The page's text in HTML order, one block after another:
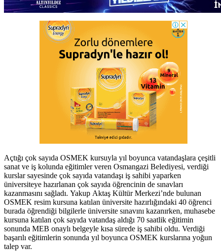
Açtığı çok sayıda OSMEK kursuyla yıl boyunca vatandaşlara çeşitli
sanat ve iş kolunda eğitimler veren Osmangazi Belediyesi, verdiği
kurslar sayesinde çok sayıda vatandaşı iş sahibi yaparken
üniversiteye hazırlanan çok sayıda öğrencinin de sınavları
kazanmasını sağladı. Yakup Aktaş Kültür Merkezi’nde bulunan
OSMEK resim kursuna katılan üniversite hazırlığındaki 40 öğrenci
burada öğrendiği bilgilerle üniversite sınavını kazanırken, muhasebe
kursuna katılan çok sayıda vatandaş aldığı 70 saatlik eğitimin
sonunda MEB onaylı belgeyle kısa sürede iş sahibi oldu. Verdiği
başarılı eğitimlerin sonunda yıl boyunca OSMEK kurslarına yoğun
talep var.